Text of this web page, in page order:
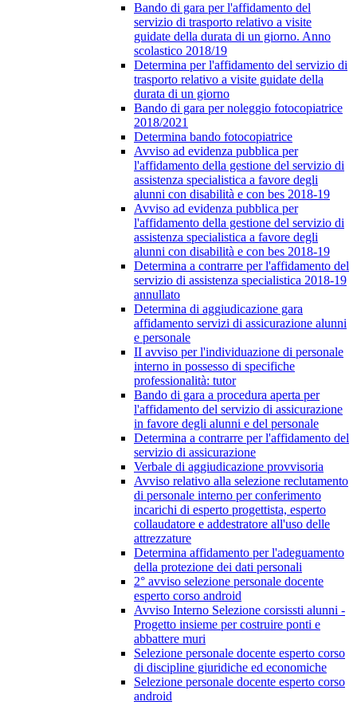
Bando di gara per l'affidamento del
servizio di trasporto relativo a visite
guidate della durata di un giorno. Anno
scolastico 2018/19
Determina per l'affidamento del servizio di
trasporto relativo a visite guidate della
durata di un giorno
Bando di gara per noleggio fotocopiatrice
2018/2021
Determina bando fotocopiatrice
Avviso ad evidenza pubblica per
l'affidamento della gestione del servizio di
assistenza specialistica a favore degli
alunni con disabilità e con bes 2018-19
Avviso ad evidenza pubblica per
l'affidamento della gestione del servizio di
assistenza specialistica a favore degli
alunni con disabilità e con bes 2018-19
Determina a contrarre per l'affidamento del
servizio di assistenza specialistica 2018-19
annullato
Determina di aggiudicazione gara
affidamento servizi di assicurazione alunni
e personale
II avviso per l'individuazione di personale
interno in possesso di specifiche
professionalità: tutor
Bando di gara a procedura aperta per
l'affidamento del servizio di assicurazione
in favore degli alunni e del personale
Determina a contrarre per l'affidamento del
servizio di assicurazione
Verbale di aggiudicazione provvisoria
Avviso relativo alla selezione reclutamento
di personale interno per conferimento
incarichi di esperto progettista, esperto
collaudatore e addestratore all'uso delle
attrezzature
Determina affidamento per l'adeguamento
della protezione dei dati personali
2° avviso selezione personale docente
esperto corso android
Avviso Interno Selezione corsissti alunni -
Progetto insieme per costruire ponti e
abbattere muri
Selezione personale docente esperto corso
di discipline giuridiche ed economiche
Selezione personale docente esperto corso
android